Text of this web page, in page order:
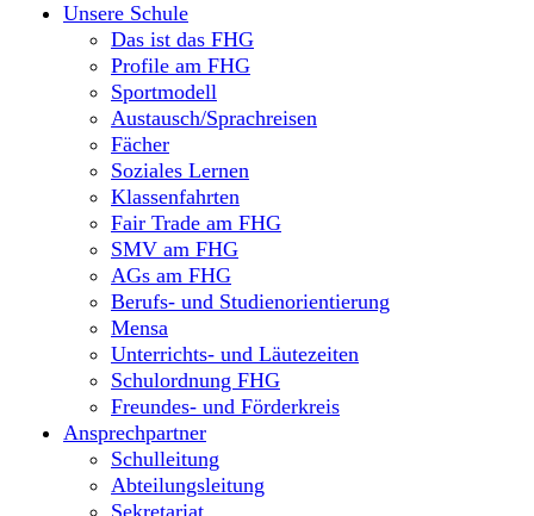
Unsere Schule
Das ist das FHG
Profile am FHG
Sportmodell
Austausch/Sprachreisen
Fächer
Soziales Lernen
Klassenfahrten
Fair Trade am FHG
SMV am FHG
AGs am FHG
Berufs- und Studienorientierung
Mensa
Unterrichts- und Läutezeiten
Schulordnung FHG
Freundes- und Förderkreis
Ansprechpartner
Schulleitung
Abteilungsleitung